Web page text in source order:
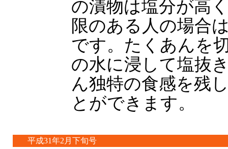
の漬物は塩分が高
限のある人の場合
です。たくあんを
の水に浸して塩抜
ん独特の食感を残
とができます。
平成31年2月下旬号